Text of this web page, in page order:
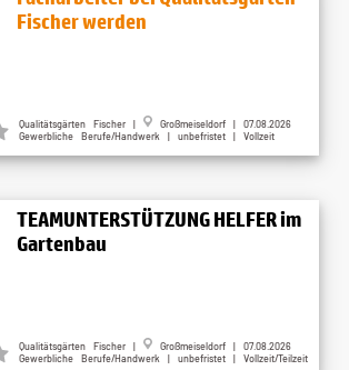
Fischer werden
Qualitätsgärten Fischer |
Großmeiseldorf | 07.08.2026
Gewerbliche Berufe/Handwerk | unbefristet | Vollzeit
TEAMUNTERSTÜTZUNG HELFER im
Gartenbau
Qualitätsgärten Fischer |
Großmeiseldorf | 07.08.2026
Gewerbliche Berufe/Handwerk | unbefristet | Vollzeit/Teilzeit